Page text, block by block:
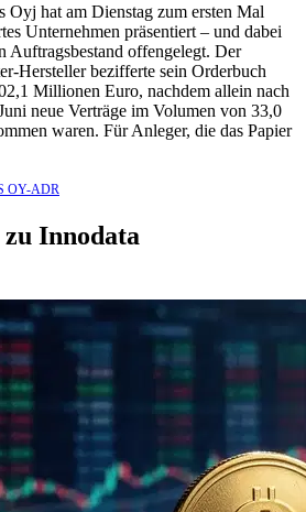
hat am Dienstag zum ersten Mal
Unternehmen präsentiert – und dabei
Auftragsbestand offengelegt. Der
Hersteller bezifferte sein Orderbuch
Millionen Euro, nachdem allein nach
neue Verträge im Volumen von 33,0
waren. Für Anleger, die das Papier
OY-ADR
Innodata